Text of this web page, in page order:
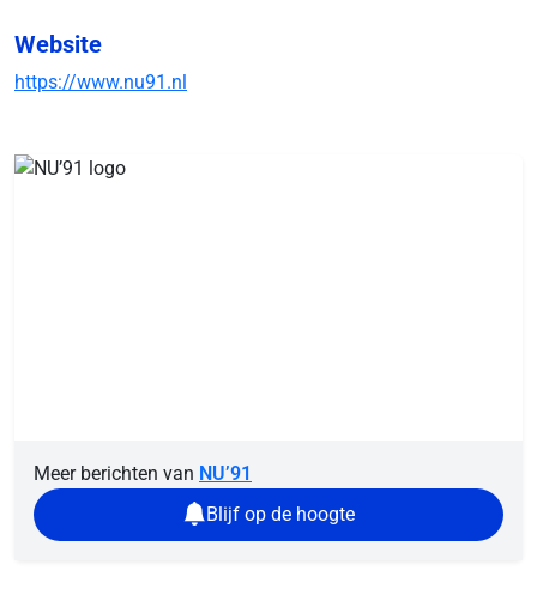
Website
https://www.nu91.nl
Meer berichten van NU’91
Blijf op de hoogte